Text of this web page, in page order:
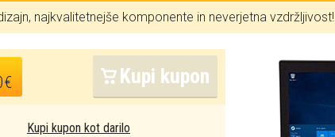
najkvalitetnejše komponente in neverjetna vzdržljivost!
Kupi kupon
Kupi kupon kot darilo